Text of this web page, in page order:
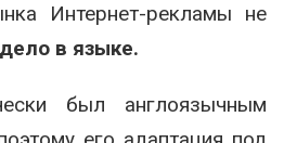
Интернет-рекламы не
в языке.
был англоязычным